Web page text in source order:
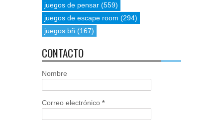
juegos de pensar (559)
juegos de escape room (294)
juegos bñ (167)
CONTACTO
Nombre
Correo electrónico *